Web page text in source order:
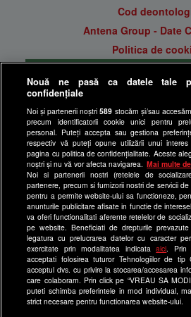
Cod
Antena Group - Date
Politica de
Politica de
Anunturi gratuite pe
Ultimele Stiri
Program Happy
Echipa
Site-uri Antena
a1.ro
as.ro
catine.ro
chefi.ro
deparinti.ro
Nouă ne pasă ca datele tale
confidențiale
Noi și partenerii noștri589 stocăm și/sau
precum identificatorii cookie unici pentru
personal. Puteți accepta sau gestiona
respectiv vă puteți opune utilizării unui
pagina cu politica de confidențialitate. Aceste
noștri și nu vă vor afecta navigarea.
Mai multe
Noi si partenerii nostri (retelele de
partenere, precum si furnizorii nostri de servicii
pentru a permite website-ului sa functioneze,
anunturile publicitare afisate in functie de
va oferi functionalitati aferente retelelor de
pe website. Beneficiati de drepturile
legatura cu prelucrarea datelor cu caracter
exercitate prin modalitatea indicataaici .
acceptati folosirea tuturor Tehnologiilor de tip
acceptul dvs. cu privire la stocarea/accesarea
care colaboram. Prin click pe “VREAU SA
puteti schimba preferintele in mod individual,
strict necesare pentru functionarea website-ului.